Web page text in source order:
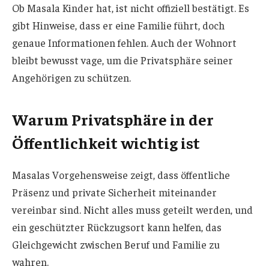
Ob Masala Kinder hat, ist nicht offiziell bestätigt. Es
gibt Hinweise, dass er eine Familie führt, doch
genaue Informationen fehlen. Auch der Wohnort
bleibt bewusst vage, um die Privatsphäre seiner
Angehörigen zu schützen.
Warum Privatsphäre in der
Öffentlichkeit wichtig ist
Masalas Vorgehensweise zeigt, dass öffentliche
Präsenz und private Sicherheit miteinander
vereinbar sind. Nicht alles muss geteilt werden, und
ein geschützter Rückzugsort kann helfen, das
Gleichgewicht zwischen Beruf und Familie zu
wahren.